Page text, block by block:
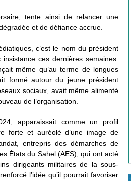
tente ainsi de relancer une
et de défiance accrue.
c’est le nom du président
ces dernières semaines.
même qu’au terme de longues
formé autour du jeune président
sociaux, avait même alimenté
de l’organisation.
apparaissait comme un profil
forte et auréolé d’une image de
entrepris des démarches de
États du Sahel (AES), qui ont acté
dirigeants militaires de la sous-
l’idée qu’il pourrait favoriser